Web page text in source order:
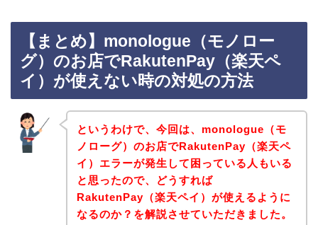
【まとめ】monologue（モノロー
グ）のお店でRakutenPay（楽天ペ
イ）が使えない時の対処の方法
というわけで、今回は、monologue（モ
ノローグ）のお店でRakutenPay（楽天ペ
イ）エラーが発生して困っている人もいる
と思ったので、どうすれば
RakutenPay（楽天ペイ）が使えるように
なるのか？を解説させていただきました。